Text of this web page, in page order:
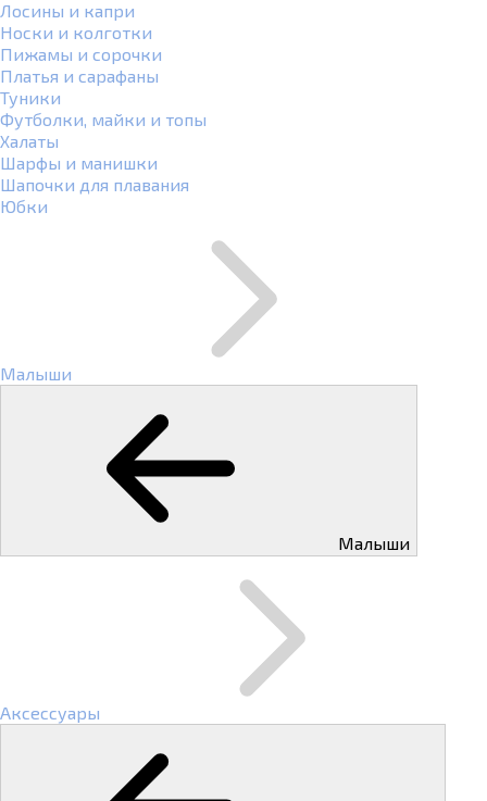
Лосины и капри
Носки и колготки
Пижамы и сорочки
Платья и сарафаны
Туники
Футболки, майки и топы
Халаты
Шарфы и манишки
Шапочки для плавания
Юбки
Малыши
Малыши
Аксессуары